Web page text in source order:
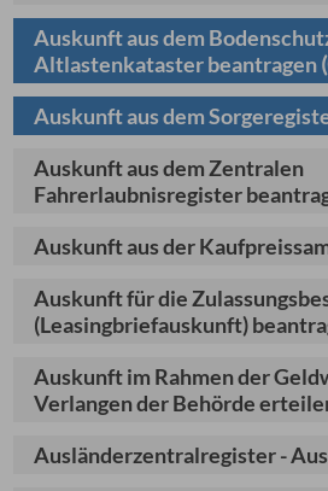
Auskunft aus dem
Altlastenkataster beantragen
Auskunft aus dem
Auskunft aus dem Zentralen
Fahrerlaubnisregister
Auskunft aus der
Auskunft für die
(Leasingbriefauskunft)
Auskunft im Rahmen der
Verlangen der Behörde
Ausländerzentralregister -